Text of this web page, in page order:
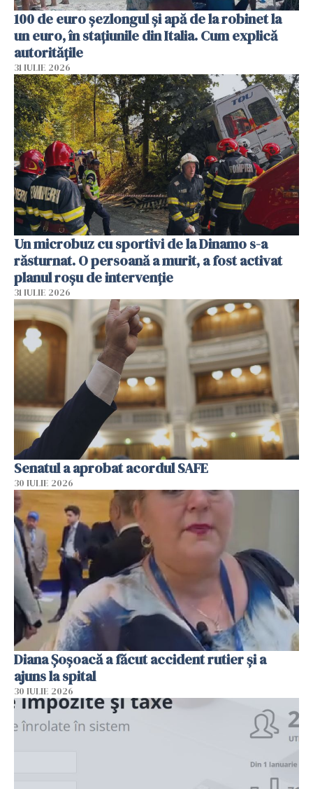
100 de euro șezlongul și apă de la robinet la
un euro, în stațiunile din Italia. Cum explică
autoritățile
31 IULIE 2026
Un microbuz cu sportivi de la Dinamo s-a
răsturnat. O persoană a murit, a fost activat
planul roșu de intervenție
31 IULIE 2026
Senatul a aprobat acordul SAFE
30 IULIE 2026
Diana Șoșoacă a făcut accident rutier și a
ajuns la spital
30 IULIE 2026